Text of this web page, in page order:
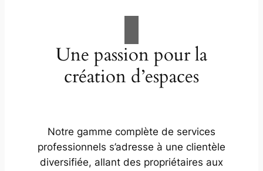
Une passion pour la
création d’espaces
Notre gamme complète de services
professionnels s’adresse à une clientèle
diversifiée, allant des propriétaires aux